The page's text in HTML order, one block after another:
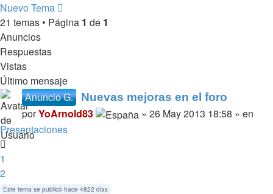
Nuevo Tema
21 temas • Página 1 de 1
Anuncios
Respuestas
Vistas
Último mensaje
Anuncio G.
Nuevas mejoras en el foro
porYoArnold83
» 26 May 2013 18:58 » en
Presentaciones
1
2
Este tema se publicó hace 4822 dias